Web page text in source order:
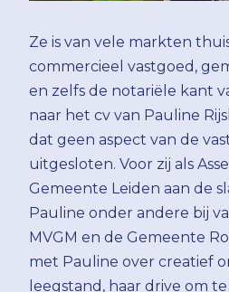
Ze is van vele markten
commercieel vastgoed,
en zelfs de notariële kant
naar het cv van Pauline
dat geen aspect van de
uitgesloten. Voor zij als
Gemeente Leiden aan de
Pauline onder andere bij
MVGM en de Gemeente
met Pauline over creatief
leegstand, haar drive om